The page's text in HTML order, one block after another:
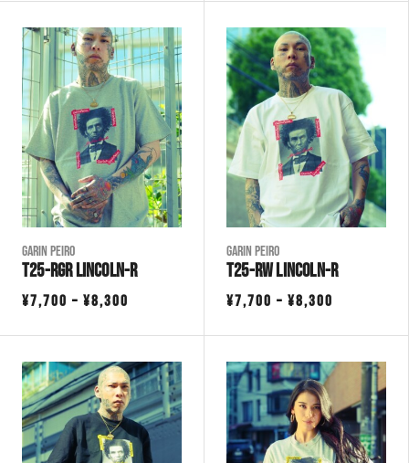
¥7,700
–
¥8,300
¥7,700
–
¥8,300
Garin Peiro
T25-RGR LINCOLN-R
¥7,700 – ¥8,300
¥7,700
–
¥8,300
Garin Peiro
T25-RW LINCOLN-R
¥7,700 – ¥8,300
¥7,700
¥8,300